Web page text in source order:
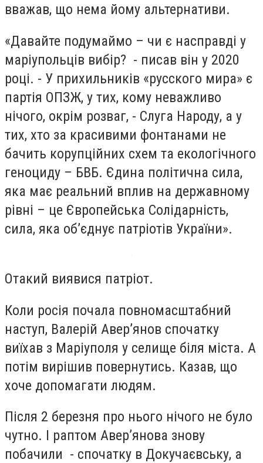
вважав, що нема йому альтернативи.
«Давайте подумаймо – чи є насправді у
маріупольців вибір? - писав він у 2020
році. - У прихильників «русского мира» є
партія ОПЗЖ, у тих, кому неважливо
нічого, окрім розваг, - Слуга Народу, а у
тих, хто за красивими фонтанами не
бачить корупційних схем та екологічного
геноциду – БВБ. Єдина політична сила,
яка має реальний вплив на державному
рівні – це Європейська Солідарність,
сила, яка об’єднує патріотів України».
Отакий виявися патріот.
Коли росія почала повномасштабний
наступ, Валерій Авер’янов спочатку
виїхав з Маріуполя у селище біля міста. А
потім вирішив повернутись. Казав, що
хоче допомагати людям.
Після 2 березня про нього нічого не було
чутно. І раптом Авер’янова знову
побачили - спочатку в Докучаєвську, а